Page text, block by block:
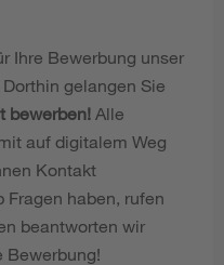
Ihre Bewerbung unser
gelangen Sie
bewerben! Alle
auf digitalem Weg
Kontakt
Fragen haben, rufen
beantworten wir
Bewerbung!